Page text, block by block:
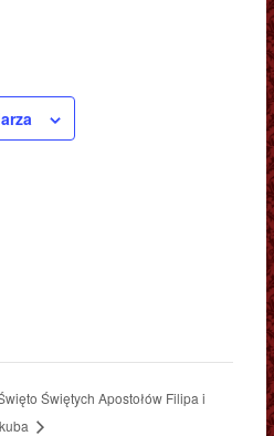
Świętych Apostołów Filipa i